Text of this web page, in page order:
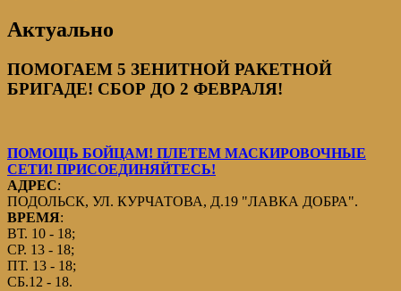
Актуально
ПОМОГАЕМ 5 ЗЕНИТНОЙ РАКЕТНОЙ
БРИГАДЕ! СБОР ДО 2 ФЕВРАЛЯ!
ПОМОЩЬ БОЙЦАМ! ПЛЕТЕМ МАСКИРОВОЧНЫЕ
СЕТИ! ПРИСОЕДИНЯЙТЕСЬ!
АДРЕС:
ПОДОЛЬСК, УЛ. КУРЧАТОВА, Д.19 "ЛАВКА ДОБРА".
ВРЕМЯ:
ВТ. 10 - 18;
СР. 13 - 18;
ПТ. 13 - 18;
СБ.12 - 18.